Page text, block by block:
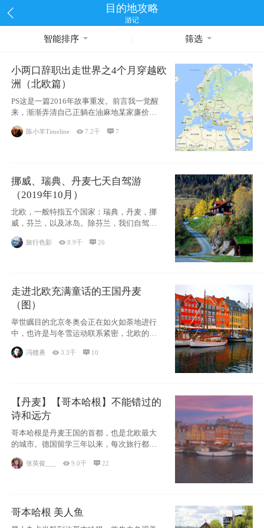
目的地攻略
游记
智能排序 筛选
小两口辞职出走世界之4个月穿越欧
洲（北欧篇）
PS这是一篇2016年故事重发。前言我一觉醒
来，渐渐弄清自己正躺在油麻地某家廉价宾
馆
陈小羊Timeline 7.2千 7
挪威、瑞典、丹麦七天自驾游
（2019年10月）
北欧，一般特指五个国家：瑞典，丹麦，挪
威，芬兰，以及冰岛。除芬兰，我们自驾游
旅行色影 8.9千 26
走进北欧充满童话的王国丹麦
（图）
举世瞩目的北京冬奥会正在如火如荼地进行
中，也许是与冬雪运动联系紧密，北欧的一
些国家因
冯赣勇 3.3千  10
【丹麦】【哥本哈根】不能错过的
诗和远方
哥本哈根是丹麦王国的首都，也是北欧最大
的城市。德国留学三年以来，每次旅行都是
张英俊___ 9.0千 22
哥本哈根 美人鱼